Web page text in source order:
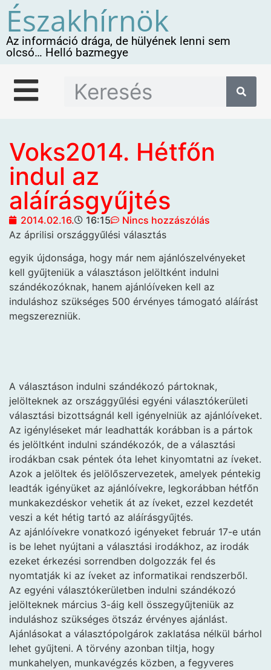
Északhírnök
Az információ drága, de hülyének lenni sem
olcsó… Helló bazmegye
Voks2014. Hétfőn
indul az
aláírásgyűjtés
2014.02.16. 16:15
Nincs hozzászólás
Az áprilisi országgyűlési választás
egyik újdonsága, hogy már nem ajánlószelvényeket
kell gyűjteniük a választáson jelöltként indulni
szándékozóknak, hanem ajánlóíveken kell az
induláshoz szükséges 500 érvényes támogató aláírást
megszerezniük.
A választáson indulni szándékozó pártoknak,
jelölteknek az országgyűlési egyéni választókerületi
választási bizottságnál kell igényelniük az ajánlóíveket.
Az igényléseket már leadhatták korábban is a pártok
és jelöltként indulni szándékozók, de a választási
irodákban csak péntek óta lehet kinyomtatni az íveket.
Azok a jelöltek és jelölőszervezetek, amelyek péntekig
leadták igényüket az ajánlóívekre, legkorábban hétfőn
munkakezdéskor vehetik át az íveket, ezzel kezdetét
veszi a két hétig tartó az aláírásgyűjtés.
Az ajánlóívekre vonatkozó igényeket február 17-e után
is be lehet nyújtani a választási irodákhoz, az irodák
ezeket érkezési sorrendben dolgozzák fel és
nyomtatják ki az íveket az informatikai rendszerből.
Az egyéni választókerületben indulni szándékozó
jelölteknek március 3-áig kell összegyűjteniük az
induláshoz szükséges ötszáz érvényes ajánlást.
Ajánlásokat a választópolgárok zaklatása nélkül bárhol
lehet gyűjteni. A törvény azonban tiltja, hogy
munkahelyen, munkavégzés közben, a fegyveres